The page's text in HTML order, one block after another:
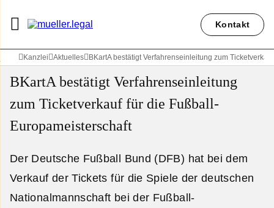
Kontakt
Kanzlei Aktuelles BKartA bestätigt Verfahrenseinleitung zum
BKartA bestätigt Verfahrenseinleitung
zum Ticketverkauf für die Fußball-
Europameisterschaft
Der Deutsche Fußball Bund (DFB) hat bei dem
Verkauf der Tickets für die Spiele der deutschen
Nationalmannschaft bei der Fußball-